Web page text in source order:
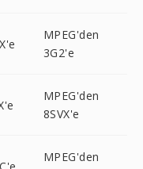
MPEG'den
3G2'e
MPEG'den
8SVX'e
MPEG'den